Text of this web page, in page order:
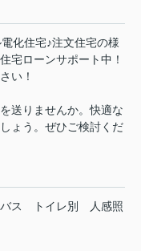
化住宅♪注文住宅の様
宅ローンサポート中！
い！
送りませんか。快適な
ょう。ぜひご検討くだ
バス トイレ別
人感照